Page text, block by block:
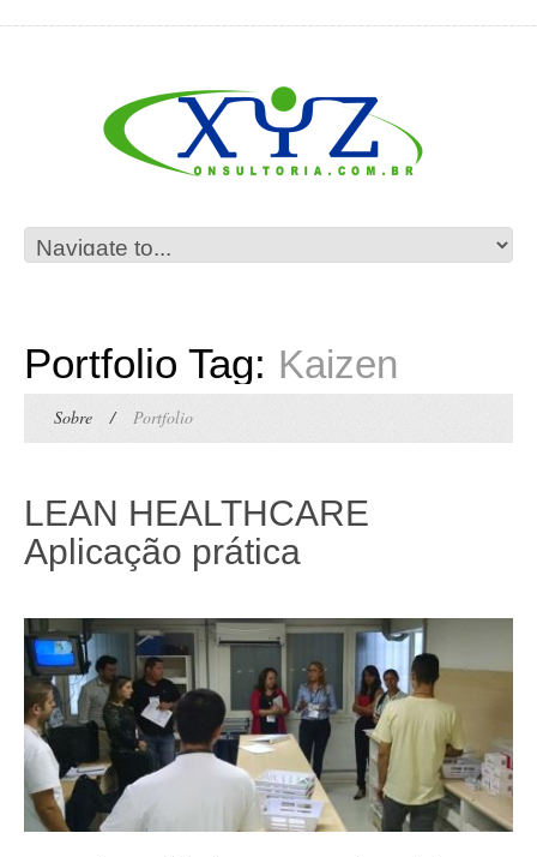
Portfolio Tag: Kaizen
Sobre / Portfolio
LEAN HEALTHCARE
Aplicação prática